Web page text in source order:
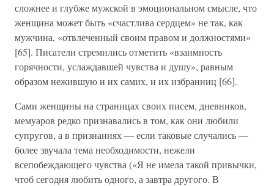
сложнее и глубже мужской в эмоциональном смысле, что
женщина может быть «счастлива сердцем» не так, как
мужчина, «отвлеченный своим правом и должностями»
[65]. Писатели стремились отметить «взаимность
горячности, услаждавшей чувства и душу», равным
образом нежившую и их самих, и их избранниц [66].
Сами женщины на страницах своих писем, дневников,
мемуаров редко признавались в том, как они любили
супругов, а в признаниях — если таковые случались —
более звучала тема необходимости, нежели
всепобеждающего чувства («Я не имела такой привычки,
чтоб сегодня любить одного, а завтра другого. В